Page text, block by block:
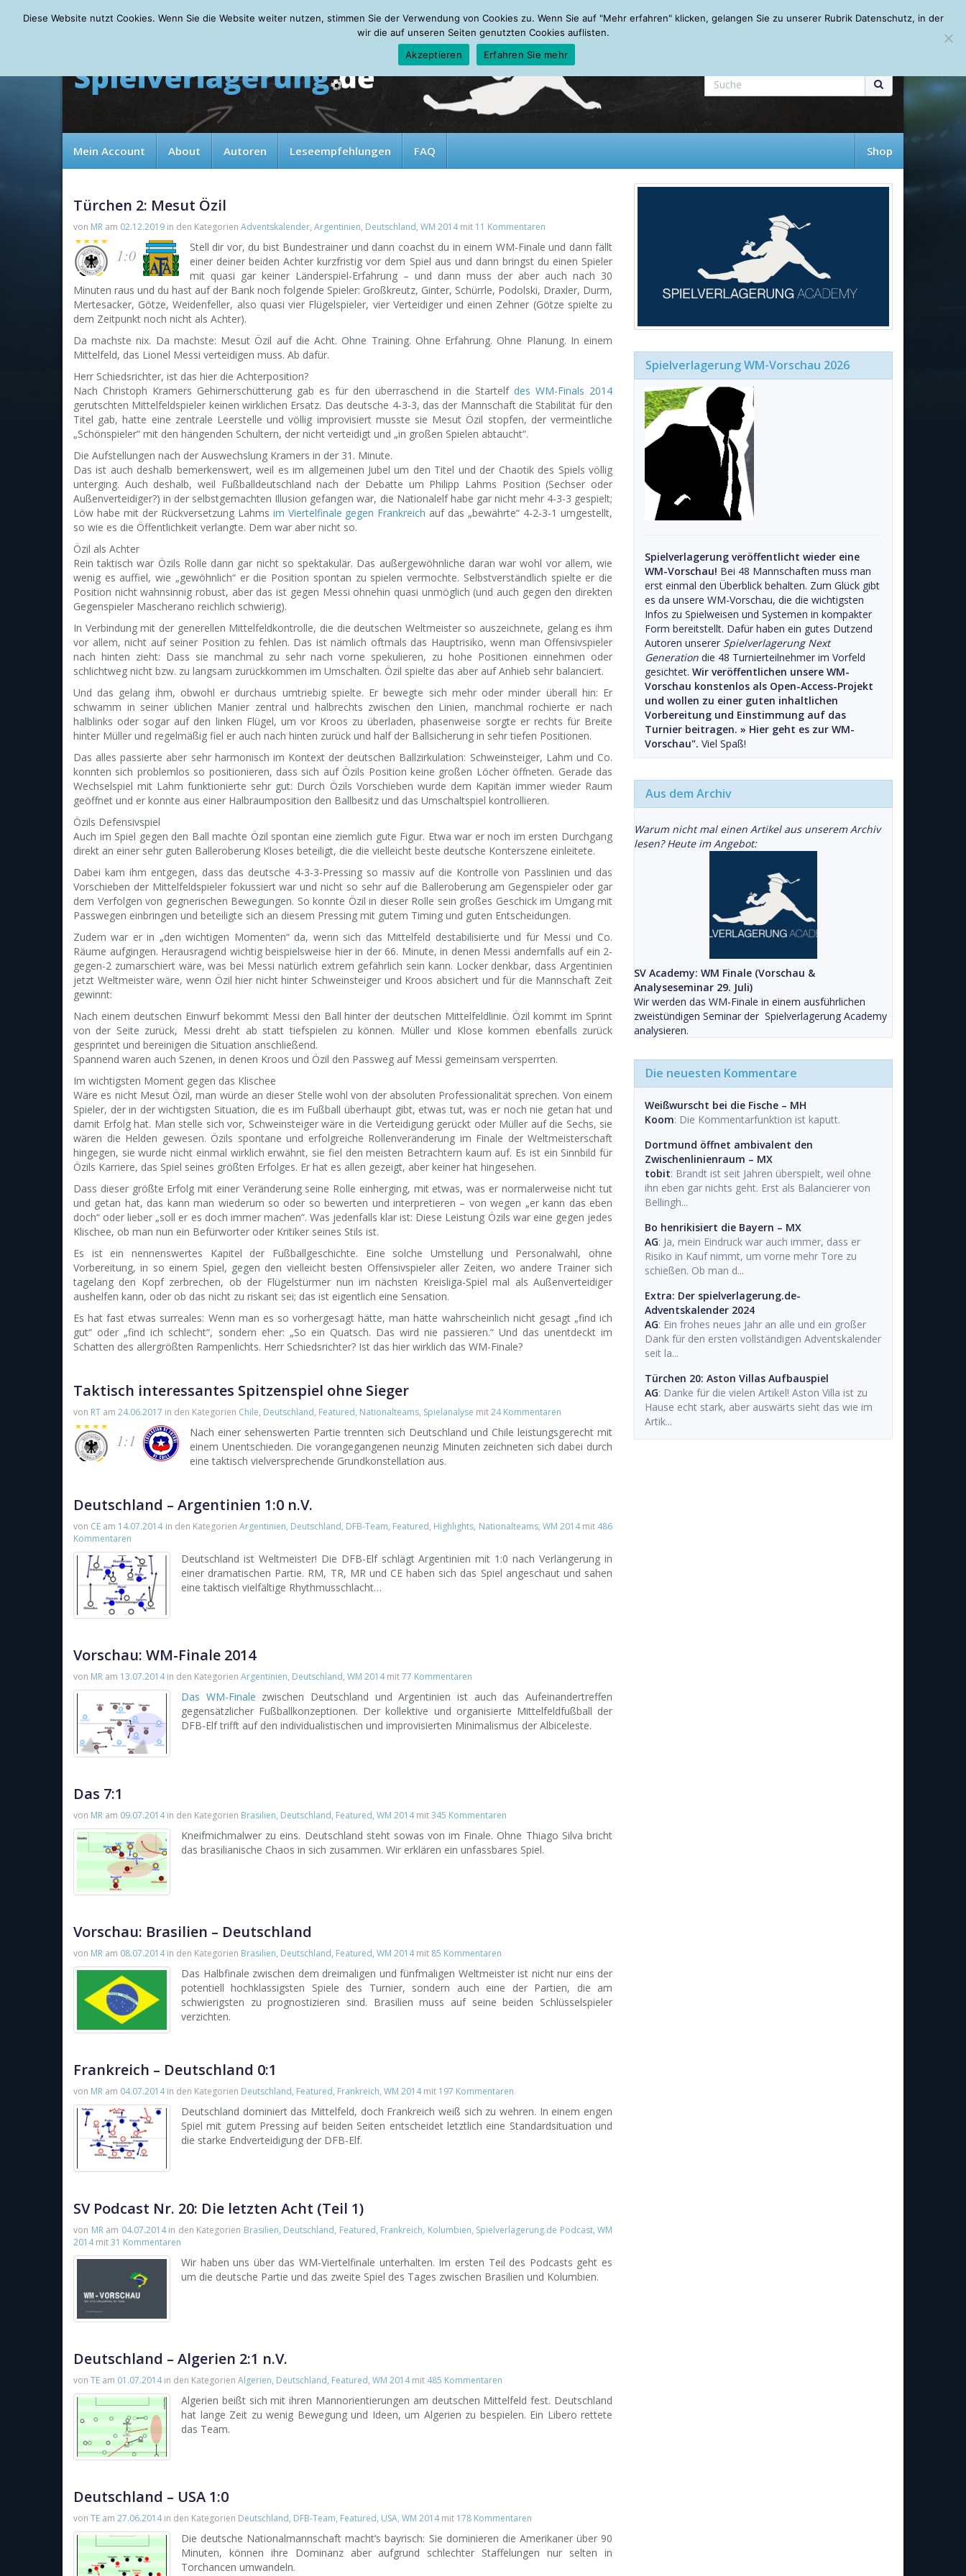
Saturday, 08.08.2026 Mein Account About Autoren Leseempfehlungen FAQ
Mein Account About Autoren Leseempfehlungen FAQ Shop
Türchen 2: Mesut Özil
von MR am 02.12.2019 in den Kategorien Adventskalender, Argentinien, Deutschland, WM 2014mit 11 Kommentaren
1:0
Stell dir vor, du bist Bundestrainer und dann coachst du in einem WM-Finale und dann fällt
einer deiner beiden Achter kurzfristig vor dem Spiel aus und dann bringst du einen Spieler
mit quasi gar keiner Länderspiel-Erfahrung – und dann muss der aber auch nach 30
Minuten raus und du hast auf der Bank noch folgende Spieler: Großkreutz, Ginter, Schürrle, Podolski, Draxler, Durm,
Mertesacker, Götze, Weidenfeller, also quasi vier Flügelspieler, vier Verteidiger und einen Zehner (Götze spielte zu
dem Zeitpunkt noch nicht als Achter).
Da machste nix. Da machste: Mesut Özil auf die Acht. Ohne Training. Ohne Erfahrung. Ohne Planung. In einem
Mittelfeld, das Lionel Messi verteidigen muss. Ab dafür.
Herr Schiedsrichter, ist das hier die Achterposition?
Nach Christoph Kramers Gehirnerschütterung gab es für den überraschend in die Startelf des WM-Finals 2014
gerutschten Mittelfeldspieler keinen wirklichen Ersatz. Das deutsche 4-3-3, das der Mannschaft die Stabilität für den
Titel gab, hatte eine zentrale Leerstelle und völlig improvisiert musste sie Mesut Özil stopfen, der vermeintliche
„Schönspieler“ mit den hängenden Schultern, der nicht verteidigt und „in großen Spielen abtaucht“.
Die Aufstellungen nach der Auswechslung Kramers in der 31. Minute.
Das ist auch deshalb bemerkenswert, weil es im allgemeinen Jubel um den Titel und der Chaotik des Spiels völlig
unterging. Auch deshalb, weil Fußballdeutschland nach der Debatte um Philipp Lahms Position (Sechser oder
Außenverteidiger?) in der selbstgemachten Illusion gefangen war, die Nationalelf habe gar nicht mehr 4-3-3 gespielt;
Löw habe mit der Rückversetzung Lahms im Viertelfinale gegen Frankreich auf das „bewährte“ 4-2-3-1 umgestellt,
so wie es die Öffentlichkeit verlangte. Dem war aber nicht so.
Özil als Achter
Rein taktisch war Özils Rolle dann gar nicht so spektakulär. Das außergewöhnliche daran war wohl vor allem, wie
wenig es auffiel, wie „gewöhnlich“ er die Position spontan zu spielen vermochte. Selbstverständlich spielte er die
Position nicht wahnsinnig robust, aber das ist gegen Messi ohnehin quasi unmöglich (und auch gegen den direkten
Gegenspieler Mascherano reichlich schwierig).
In Verbindung mit der generellen Mittelfeldkontrolle, die die deutschen Weltmeister so auszeichnete, gelang es ihm
vor allem, nicht auf seiner Position zu fehlen. Das ist nämlich oftmals das Hauptrisiko, wenn man Offensivspieler
nach hinten zieht: Dass sie manchmal zu sehr nach vorne spekulieren, zu hohe Positionen einnehmen oder
schlichtweg nicht bzw. zu langsam zurückkommen im Umschalten. Özil spielte das aber auf Anhieb sehr balanciert.
Und das gelang ihm, obwohl er durchaus umtriebig spielte. Er bewegte sich mehr oder minder überall hin: Er
schwamm in seiner üblichen Manier zentral und halbrechts zwischen den Linien, manchmal rochierte er nach
halblinks oder sogar auf den linken Flügel, um vor Kroos zu überladen, phasenweise sorgte er rechts für Breite
hinter Müller und regelmäßig fiel er auch nach hinten zurück und half der Ballsicherung in sehr tiefen Positionen.
Das alles passierte aber sehr harmonisch im Kontext der deutschen Ballzirkulation: Schweinsteiger, Lahm und Co.
konnten sich problemlos so positionieren, dass sich auf Özils Position keine großen Löcher öffneten. Gerade das
Wechselspiel mit Lahm funktionierte sehr gut: Durch Özils Vorschieben wurde dem Kapitän immer wieder Raum
geöffnet und er konnte aus einer Halbraumposition den Ballbesitz und das Umschaltspiel kontrollieren.
Özils Defensivspiel
Auch im Spiel gegen den Ball machte Özil spontan eine ziemlich gute Figur. Etwa war er noch im ersten Durchgang
direkt an einer sehr guten Balleroberung Kloses beteiligt, die die vielleicht beste deutsche Konterszene einleitete.
Dabei kam ihm entgegen, dass das deutsche 4-3-3-Pressing so massiv auf die Kontrolle von Passlinien und das
Vorschieben der Mittelfeldspieler fokussiert war und nicht so sehr auf die Balleroberung am Gegenspieler oder gar
dem Verfolgen von gegnerischen Bewegungen. So konnte Özil in dieser Rolle sein großes Geschick im Umgang mit
Passwegen einbringen und beteiligte sich an diesem Pressing mit gutem Timing und guten Entscheidungen.
Zudem war er in „den wichtigen Momenten“ da, wenn sich das Mittelfeld destabilisierte und für Messi und Co.
Räume aufgingen. Herausragend wichtig beispielsweise hier in der 66. Minute, in denen Messi andernfalls auf ein 2-
gegen-2 zumarschiert wäre, was bei Messi natürlich extrem gefährlich sein kann. Locker denkbar, dass Argentinien
jetzt Weltmeister wäre, wenn Özil hier nicht hinter Schweinsteiger und Kroos absichert und für die Mannschaft Zeit
gewinnt:
Nach einem deutschen Einwurf bekommt Messi den Ball hinter der deutschen Mittelfeldlinie. Özil kommt im Sprint
von der Seite zurück, Messi dreht ab statt tiefspielen zu können. Müller und Klose kommen ebenfalls zurück
gesprintet und bereinigen die Situation anschließend.
Spannend waren auch Szenen, in denen Kroos und Özil den Passweg auf Messi gemeinsam versperrten.
Im wichtigsten Moment gegen das Klischee
Wäre es nicht Mesut Özil, man würde an dieser Stelle wohl von der absoluten Professionalität sprechen. Von einem
Spieler, der in der wichtigsten Situation, die es im Fußball überhaupt gibt, etwas tut, was er noch nie getan hat und
damit Erfolg hat. Man stelle sich vor, Schweinsteiger wäre in die Verteidigung gerückt oder Müller auf die Sechs, sie
wären die Helden gewesen. Özils spontane und erfolgreiche Rollenveränderung im Finale der Weltmeisterschaft
hingegen, sie wurde nicht einmal wirklich erwähnt, sie fiel den meisten Betrachtern kaum auf. Es ist ein Sinnbild für
Özils Karriere, das Spiel seines größten Erfolges. Er hat es allen gezeigt, aber keiner hat hingesehen.
Dass dieser größte Erfolg mit einer Veränderung seine Rolle einherging, mit etwas, was er normalerweise nicht tut
und getan hat, das kann man wiederum so oder so bewerten und interpretieren – von wegen „er kann das eben
doch“ oder lieber „soll er es doch immer machen“. Was jedenfalls klar ist: Diese Leistung Özils war eine gegen jedes
Klischee, ob man nun ein Befürworter oder Kritiker seines Stils ist.
Es ist ein nennenswertes Kapitel der Fußballgeschichte. Eine solche Umstellung und Personalwahl, ohne
Vorbereitung, in so einem Spiel, gegen den vielleicht besten Offensivspieler aller Zeiten, wo andere Trainer sich
tagelang den Kopf zerbrechen, ob der Flügelstürmer nun im nächsten Kreisliga-Spiel mal als Außenverteidiger
aushelfen kann, oder ob das nicht zu riskant sei; das ist eigentlich eine Sensation.
Es hat fast etwas surreales: Wenn man es so vorhergesagt hätte, man hätte wahrscheinlich nicht gesagt „find ich
gut“ oder „find ich schlecht“, sondern eher: „So ein Quatsch. Das wird nie passieren.“ Und das unentdeckt im
Schatten des allergrößten Rampenlichts. Herr Schiedsrichter? Ist das hier wirklich das WM-Finale?
Taktisch interessantes Spitzenspiel ohne Sieger
von RT am 24.06.2017 in den Kategorien Chile, Deutschland, Featured, Nationalteams, Spielanalyse mit24 Kommentaren
1:1
Nach einer sehenswerten Partie trennten sich Deutschland und Chile leistungsgerecht mit
einem Unentschieden. Die vorangegangenen neunzig Minuten zeichneten sich dabei durch
eine taktisch vielversprechende Grundkonstellation aus.
Deutschland – Argentinien 1:0 n.V.
von CE am 14.07.2014in den Kategorien Argentinien, Deutschland, DFB-Team, Featured, Highlights, Nationalteams, WM 2014mit 486
Kommentaren
Deutschland ist Weltmeister! Die DFB-Elf schlägt Argentinien mit 1:0 nach Verlängerung in
einer dramatischen Partie. RM, TR, MR und CE haben sich das Spiel angeschaut und sahen
eine taktisch vielfältige Rhythmusschlacht…
Vorschau: WM-Finale 2014
von MR am 13.07.2014in den Kategorien Argentinien, Deutschland, WM 2014mit77 Kommentaren
Das WM-Finale zwischen Deutschland und Argentinien ist auch das Aufeinandertreffen
gegensätzlicher Fußballkonzeptionen. Der kollektive und organisierte Mittelfeldfußball der
DFB-Elf trifft auf den individualistischen und improvisierten Minimalismus der Albiceleste.
Das 7:1
von MR am 09.07.2014in den Kategorien Brasilien, Deutschland, Featured, WM 2014mit345 Kommentaren
Kneifmichmalwer zu eins. Deutschland steht sowas von im Finale. Ohne Thiago Silva bricht
das brasilianische Chaos in sich zusammen. Wir erklären ein unfassbares Spiel.
Vorschau: Brasilien – Deutschland
von MR am 08.07.2014in den Kategorien Brasilien, Deutschland, Featured, WM 2014mit 85 Kommentaren
Das Halbfinale zwischen dem dreimaligen und fünfmaligen Weltmeister ist nicht nur eins der
potentiell hochklassigsten Spiele des Turnier, sondern auch eine der Partien, die am
schwierigsten zu prognostizieren sind. Brasilien muss auf seine beiden Schlüsselspieler
verzichten.
Frankreich – Deutschland 0:1
von MR am 04.07.2014in den Kategorien Deutschland, Featured, Frankreich, WM 2014mit 197 Kommentaren
Deutschland dominiert das Mittelfeld, doch Frankreich weiß sich zu wehren. In einem engen
Spiel mit gutem Pressing auf beiden Seiten entscheidet letztlich eine Standardsituation und
die starke Endverteidigung der DFB-Elf.
SV Podcast Nr. 20: Die letzten Acht (Teil 1)
von MRam 04.07.2014in den Kategorien Brasilien, Deutschland, Featured, Frankreich, Kolumbien, Spielverlagerung.de Podcast, WM
2014mit31 Kommentaren
Wir haben uns über das WM-Viertelfinale unterhalten. Im ersten Teil des Podcasts geht es
um die deutsche Partie und das zweite Spiel des Tages zwischen Brasilien und Kolumbien.
Deutschland – Algerien 2:1 n.V.
von TE am 01.07.2014in den Kategorien Algerien, Deutschland, Featured, WM 2014mit 485 Kommentaren
Algerien beißt sich mit ihren Mannorientierungen am deutschen Mittelfeld fest. Deutschland
hat lange Zeit zu wenig Bewegung und Ideen, um Algerien zu bespielen. Ein Libero rettete
das Team.
Deutschland – USA 1:0
von TE am 27.06.2014in den Kategorien Deutschland, DFB-Team, Featured, USA, WM 2014mit 178 Kommentaren
Die deutsche Nationalmannschaft macht’s bayrisch: Sie dominieren die Amerikaner über 90
Minuten, können ihre Dominanz aber aufgrund schlechter Staffelungen nur selten in
Torchancen umwandeln.
Spielverlagerung WM-Vorschau 2026
Spielverlagerung veröffentlicht wieder eine
WM-Vorschau! Bei 48 Mannschaften muss man
erst einmal den Überblick behalten. Zum Glück gibt
es da unsere WM-Vorschau, die die wichtigsten
Infos zu Spielweisen und Systemen in kompakter
Form bereitstellt. Dafür haben ein gutes Dutzend
Autoren unserer Spielverlagerung Next
Generation die 48 Turnierteilnehmer im Vorfeld
gesichtet. Wir veröffentlichen unsere WM-
Vorschau konstenlos als Open-Access-Projekt
und wollen zu einer guten inhaltlichen
Vorbereitung und Einstimmung auf das
Turnier beitragen. » Hier geht es zur WM-
Vorschau". Viel Spaß!
Aus dem Archiv
Warum nicht mal einen Artikel aus unserem Archiv
lesen? Heute im Angebot:
SV Academy: WM Finale (Vorschau &
Analyseseminar 29. Juli)
Wir werden das WM-Finale in einem ausführlichen
zweistündigen Seminar der Spielverlagerung Academy
analysieren.
Die neuesten Kommentare
Weißwurscht bei die Fische – MH
Koom: Die Kommentarfunktion ist kaputt.
Dortmund öffnet ambivalent den
Zwischenlinienraum – MX
tobit: Brandt ist seit Jahren überspielt, weil ohne
ihn eben gar nichts geht. Erst als Balancierer von
Bellingh...
Bo henrikisiert die Bayern – MX
AG: Ja, mein Eindruck war auch immer, dass er
Risiko in Kauf nimmt, um vorne mehr Tore zu
schießen. Ob man d...
Extra: Der spielverlagerung.de-
Adventskalender 2024
AG: Ein frohes neues Jahr an alle und ein großer
Dank für den ersten vollständigen Adventskalender
seit la...
Türchen 20: Aston Villas Aufbauspiel
AG: Danke für die vielen Artikel! Aston Villa ist zu
Hause echt stark, aber auswärts sieht das wie im
Artik...
Diese Website nutzt Cookies. Wenn Sie die Website weiter nutzen, stimmen Sie der Verwendung von Cookies zu. Wenn Sie auf "Mehr erfahren" klicken, gelangen Sie zu unserer Rubrik Datenschutz, in der
wir die auf unseren Seiten genutzten Cookies auflisten.
Akzeptieren
Erfahren Sie mehr